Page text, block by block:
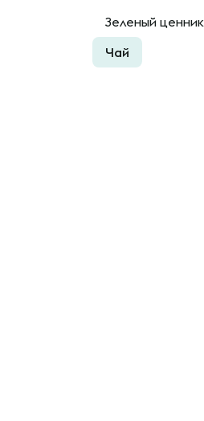
Зеленый ценник
Чай